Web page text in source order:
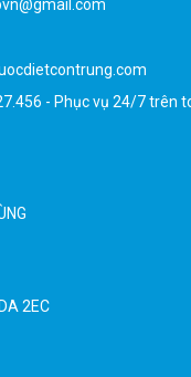
- Phục vụ 24/7
2EC